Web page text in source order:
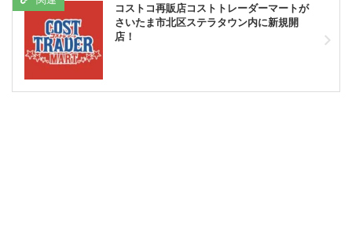
コストコ再販店コストトレーダーマートが
さいたま市北区ステラタウン内に新規開
店！